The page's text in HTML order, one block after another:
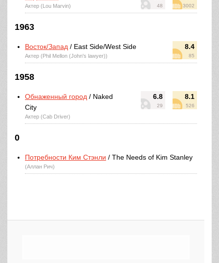
48 3002
Актер (Lou Marvin)
1963
8.4
85
Восток/Запад / East Side/West Side
Актер (Phil Mellon (John's lawyer))
1958
6.8
29
8.1
526
Обнаженный город / Naked
City
Актер (Cab Driver)
0
Потребности Ким Стэнли / The Needs of Kim Stanley
(Аллан Рич)